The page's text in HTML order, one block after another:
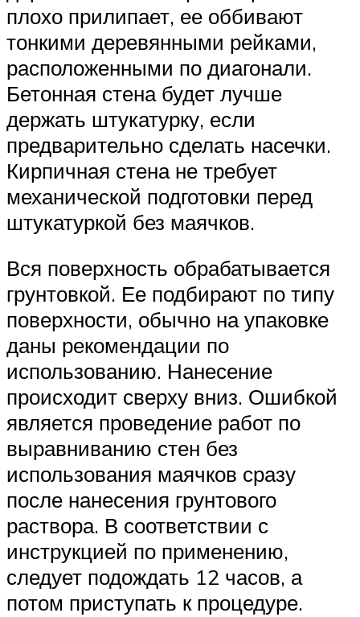
плохо прилипает, ее оббивают
тонкими деревянными рейками,
расположенными по диагонали.
Бетонная стена будет лучше
держать штукатурку, если
предварительно сделать насечки.
Кирпичная стена не требует
механической подготовки перед
штукатуркой без маячков.
Вся поверхность обрабатывается
грунтовкой. Ее подбирают по типу
поверхности, обычно на упаковке
даны рекомендации по
использованию. Нанесение
происходит сверху вниз. Ошибкой
является проведение работ по
выравниванию стен без
использования маячков сразу
после нанесения грунтового
раствора. В соответствии с
инструкцией по применению,
следует подождать 12 часов, а
потом приступать к процедуре.